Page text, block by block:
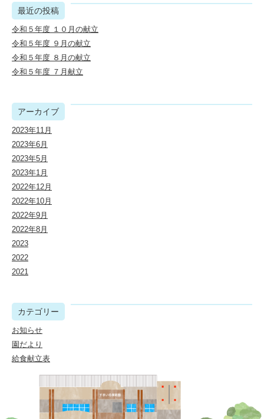
最近の投稿
令和５年度 １０月の献立
令和５年度 ９月の献立
令和５年度 ８月の献立
令和５年度 ７月献立
アーカイブ
2023年11月
2023年6月
2023年5月
2023年1月
2022年12月
2022年10月
2022年9月
2022年8月
2023
2022
2021
カテゴリー
お知らせ
園だより
給食献立表